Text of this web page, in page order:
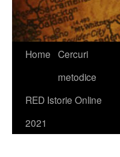
Skip
content
Home Cercuri
metodice
RED Istorie Online
2021